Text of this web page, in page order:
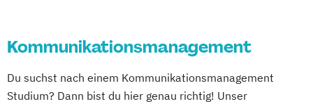
Kommunikationsmanagement
Du suchst nach einem Kommunikationsmanagement
Studium? Dann bist du hier genau richtig! Unser